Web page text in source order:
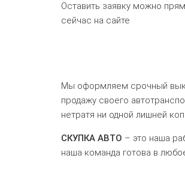
Оставить заявку можно
сейчас на сайте
Мы оформляем срочный
продажу своего
нетратя ни одной лишней
СКУПКА АВТО – это наша
наша команда готова в